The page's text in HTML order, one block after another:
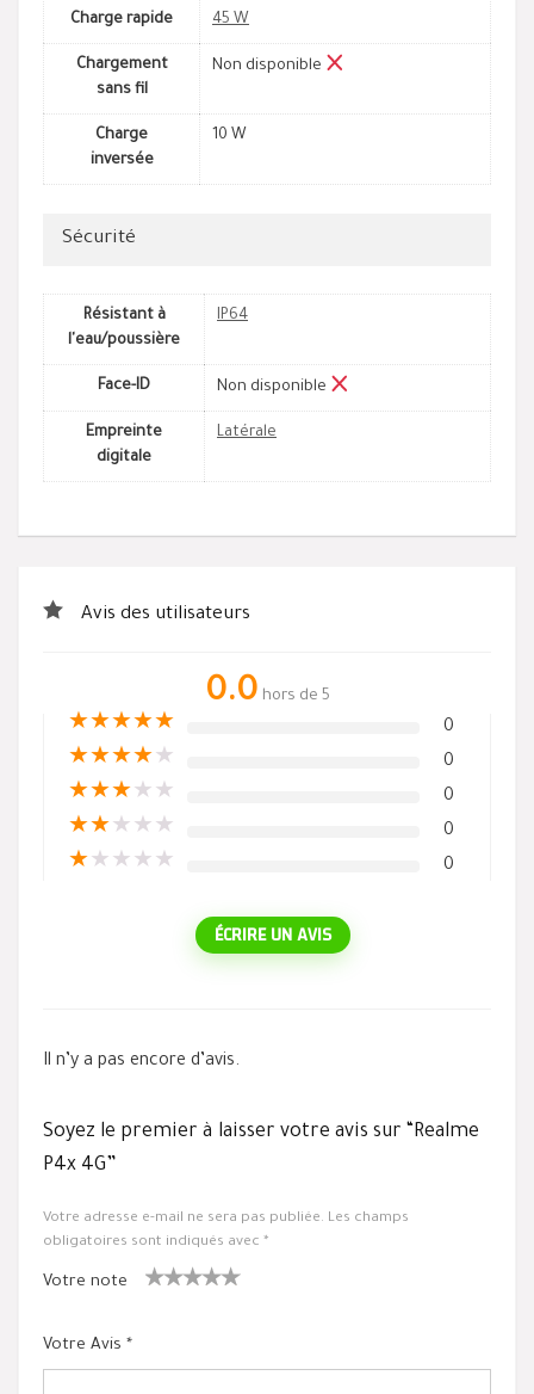
Charge rapide 45 W
Chargement
sans fil
Non disponible
Charge
inversée
10 W
Sécurité
Résistant à
l'eau/poussière
IP64
Face-ID Non disponible
Empreinte
digitale
Latérale
Avis des utilisateurs
0.0 hors de 5
★★★★★ 0
★★★★★ 0
★★★★ ★ 0
★★★ ★ ★ 0
★★ ★ ★ ★ 0
ÉCRIRE UN AVIS
Il n’y a pas encore d’avis.
Soyez le premier à laisser votre avis sur “Realme
P4x 4G”
Votre adresse e-mail ne sera pas publiée. Les champs
obligatoires sont indiqués avec *
Votre note
oil
sur
Votre Avis *